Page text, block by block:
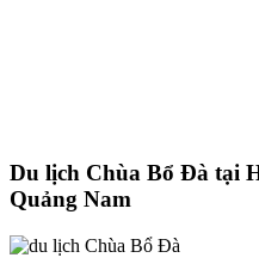
Du lịch Chùa Bổ Đà tại
Quảng Nam